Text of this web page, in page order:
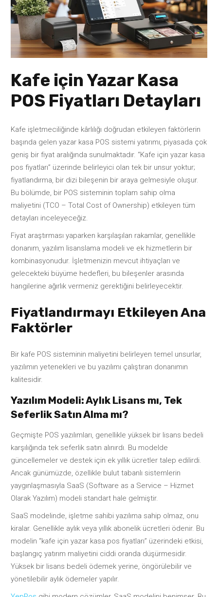
Kafe için Yazar Kasa
POS Fiyatları Detayları
Kafe işletmeciliğinde kârlılığı doğrudan etkileyen faktörlerin
başında gelen yazar kasa POS sistemi yatırımı, piyasada çok
geniş bir fiyat aralığında sunulmaktadır. “Kafe için yazar kasa
pos fiyatları” üzerinde belirleyici olan tek bir unsur yoktur;
fiyatlandırma, bir dizi bileşenin bir araya gelmesiyle oluşur.
Bu bölümde, bir POS sisteminin toplam sahip olma
maliyetini (TCO – Total Cost of Ownership) etkileyen tüm
detayları inceleyeceğiz.
Fiyat araştırması yaparken karşılaşılan rakamlar, genellikle
donanım, yazılım lisanslama modeli ve ek hizmetlerin bir
kombinasyonudur. İşletmenizin mevcut ihtiyaçları ve
gelecekteki büyüme hedefleri, bu bileşenler arasında
hangilerine ağırlık vermeniz gerektiğini belirleyecektir.
Fiyatlandırmayı Etkileyen Ana
Faktörler
Bir kafe POS sisteminin maliyetini belirleyen temel unsurlar,
yazılımın yetenekleri ve bu yazılımı çalıştıran donanımın
kalitesidir.
Yazılım Modeli: Aylık Lisans mı, Tek
Seferlik Satın Alma mı?
Geçmişte POS yazılımları, genellikle yüksek bir lisans bedeli
karşılığında tek seferlik satın alınırdı. Bu modelde
güncellemeler ve destek için ek yıllık ücretler talep edilirdi.
Ancak günümüzde, özellikle bulut tabanlı sistemlerin
yaygınlaşmasıyla SaaS (Software as a Service – Hizmet
Olarak Yazılım) modeli standart hale gelmiştir.
SaaS modelinde, işletme sahibi yazılıma sahip olmaz, onu
kiralar. Genellikle aylık veya yıllık abonelik ücretleri ödenir. Bu
modelin “kafe için yazar kasa pos fiyatları” üzerindeki etkisi,
başlangıç yatırım maliyetini ciddi oranda düşürmesidir.
Yüksek bir lisans bedeli ödemek yerine, öngörülebilir ve
yönetilebilir aylık ödemeler yapılır.